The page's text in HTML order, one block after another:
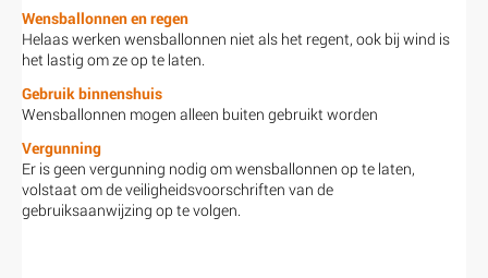
Wensballonnen en regen
Helaas werken wensballonnen niet als het regent, ook bij wind is
het lastig om ze op te laten.
Gebruik binnenshuis
Wensballonnen mogen alleen buiten gebruikt worden
Vergunning
Er is geen vergunning nodig om wensballonnen op te laten,
volstaat om de veiligheidsvoorschriften van de
gebruiksaanwijzing op te volgen.